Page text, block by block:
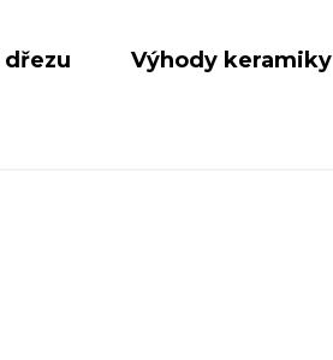
dřezu Výhody keramiky